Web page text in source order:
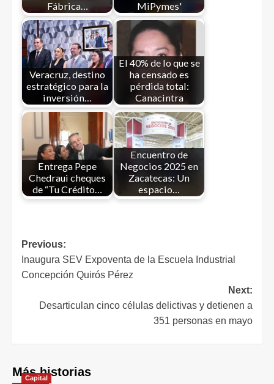
Fábrica…
MiPymes'
Veracruz, destino
estratégico para la
inversión…
El 40% de lo que se
ha censado es
pérdida total:
Canacintra
Entrega Pepe
Chedraui cheques
de “Tu Crédito…
Encuentro de
Negocios 2025 en
Zacatecas: Un
espacio…
Previous:
Inaugura SEV Expoventa de la Escuela Industrial
Concepción Quirós Pérez
Next:
Desarticulan cinco células delictivas y detienen a
351 personas en mayo
Más historias
Capital